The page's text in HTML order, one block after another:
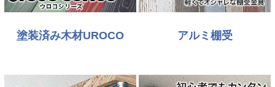
塗装済み木材UROCO アルミ棚受